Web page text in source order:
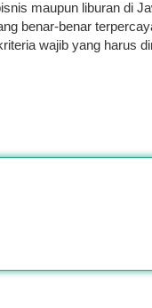
maupun liburan di
benar-benar
wajib yang harus